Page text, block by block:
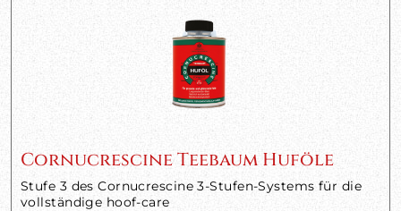
Cornucrescine Teebaum Huföle
Stufe 3 des Cornucrescine 3-Stufen-Systems für die
vollständige hoof-care